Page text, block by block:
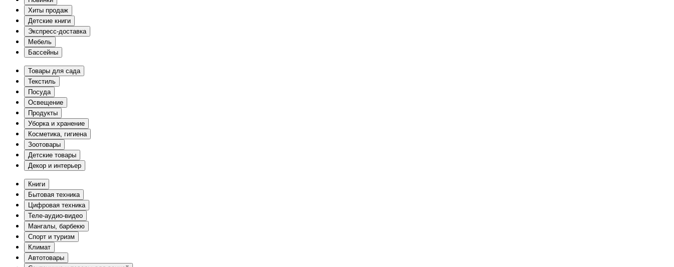
Хиты продаж
Детские книги
Экспресс-доставка
Мебель
Бассейны
Товары для сада
Текстиль
Посуда
Освещение
Продукты
Уборка и хранение
Косметика, гигиена
Зоотовары
Детские товары
Декор и интерьер
Книги
Бытовая техника
Цифровая техника
Теле-аудио-видео
Мангалы, барбекю
Спорт и туризм
Климат
Автотовары